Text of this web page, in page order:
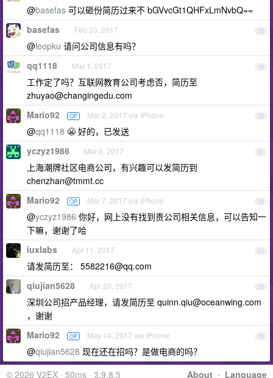
@basefas 可以砸份简历过来不 bGVvcGt1QHFxLmNvbQ==
18
basefas Feb 20, 2017
@leopku 请问公司信息有吗？
19
qq1118 Mar 1, 2017
工作定了吗？互联网教育公司考虑否，简历至
zhuyao@changingedu.com
20
Mario92 OP Mar 2, 2017 via iPhone
@qq1118 😬 好的，已发送
21
yczyz1986 Mar 6, 2017
上海潮牌社区电商公司，有兴趣可以发简历到
chenzhan@tmmt.cc
22
Mario92 OP Mar 7, 2017 via iPhone
@yczyz1986 你好，网上没有找到贵公司相关信息，可以告知一
下嘛，谢谢了哈
23
iuxlabs Apr 11, 2017
请发简历至： 5582216@qq.com
24
qiujian5628 Apr 20, 2017
深圳公司招产品经理，请发简历至 quinn.qiu@oceanwing.com
，谢谢
25
Mario92 OP May 14, 2017 via iPhone
@qiujian5628 现在还在招吗？是做电商的吗？
About · Language
© 2026 V2EX · 50ms · 3.9.8.5